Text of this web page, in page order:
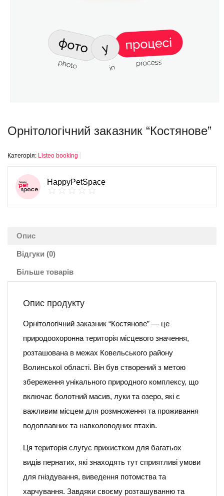
Орнітологічний заказник “Костянове”
Категорія: Listeo booking
HappyPetSpace
Опис
Відгуки (0)
Більше товарів
Опис продукту
Орнітологічний заказник “Костянове” — це
природоохоронна територія місцевого значення,
розташована в межах Ковельського району
Волинської області. Він був створений з метою
збереження унікального природного комплексу, що
включає болотний масив, луки та озеро, які є
важливим місцем для розмноження та проживання
водоплавних та навколоводних птахів.
Ця територія слугує прихистком для багатьох
видів пернатих, які знаходять тут сприятливі умови
для гніздування, виведення потомства та
харчування. Завдяки своєму розташуванню та